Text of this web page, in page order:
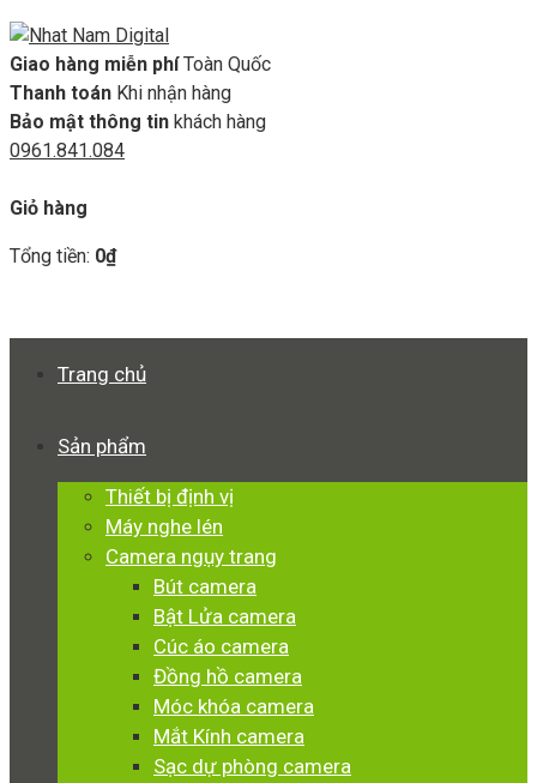
Giao hàng miễn phí Toàn Quốc
Thanh toán Khi nhận hàng
Bảo mật thông tin khách hàng
0961.841.084
Giỏ hàng
Tổng tiền: 0₫
Trang chủ
Sản phẩm
Thiết bị định vị
Máy nghe lén
Camera ngụy trang
Bút camera
Bật Lửa camera
Cúc áo camera
Đồng hồ camera
Móc khóa camera
Mắt Kính camera
Sạc dự phòng camera